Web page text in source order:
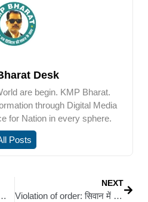
Desk
are begin. KMP Bharat.
through Digital Media
for Nation in every sphere.
Posts
प्रतिनिधियों को विधान परिषद सभापति ने किया सम्मानित
NEXT
Violation of order: सिवान में गोपालगंज मोड़ पर फिर शुरू हुआ स्थायी निर्माण कार्य; ट्रैफिक जाम की आशंका: पहले डीएम ने हटवाया था निर्माण